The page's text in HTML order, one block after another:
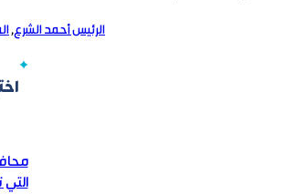
الرئيس أحمد الشرع,
التي